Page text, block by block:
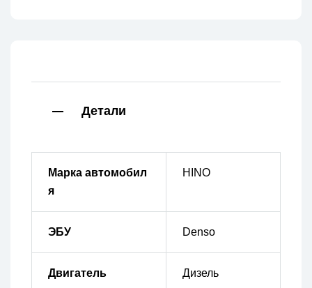
Детали
Марка автомобил
я
HINO
ЭБУ Denso
Двигатель Дизель